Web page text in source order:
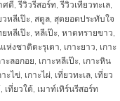
ศดี,รีวิวรีสอร์ท,รีวิวเที่ยวทะเล,
วหลีเป๊ะ, สตูล, สุดยอดประทับใจ
ยหลีเป๊ะ, หลีเป๊ะ, หาดทรายขาว,
ห่งชาติตะรุเตา, เกาะยาว, เกาะ
าะลอกอย, เกาะหลีเป๊ะ, เกาะหิน
าะไข่, เกาะไผ่, เที่ยวทะเล, เที่ยว
, เที่ยวใต้, เมาท์เทิร์นรีสอร์ท